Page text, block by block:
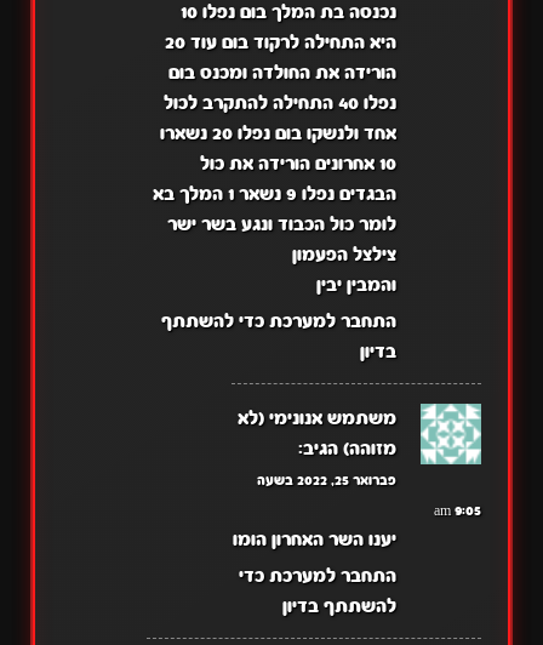
נכנסה בת המלך בום נפלו 10
היא התחילה לרקוד בום עוד 20
הורידה את החולדה ומכנס בום
נפלו 40 התחילה להתקרב לכול
אחד ולנשקו בום נפלו 20 נשארו
10 אחרונים הורידה את כול
הבגדים נפלו 9 נשאר 1 המלך בא
לומר כול הכבוד ונגע בשר ישר
צילצל הפעמון
והמבין יבין
התחבר למערכת כדי להשתתף
בדיון
משתמש אנונימי (לא
מזוהה) הגיב:
פברואר 25, 2022 בשעה
9:05 am
יענו השר האחרון הומו
התחבר למערכת כדי
להשתתף בדיון